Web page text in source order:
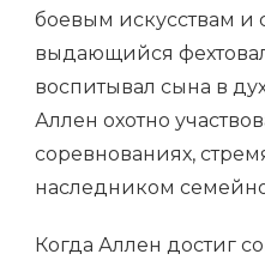
боевым искусствам и
выдающийся
воспитывал сына в
Аллен охотно
соревнованиях,
наследником
Когда Аллен достиг